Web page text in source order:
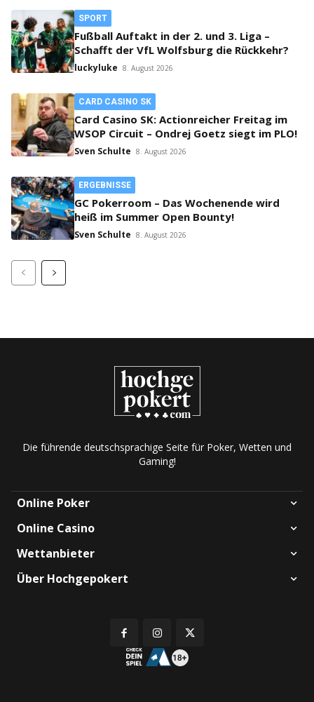
SPORT
Fußball Auftakt in der 2. und 3. Liga –
Schafft der VfL Wolfsburg die Rückkehr?
luckyluke 8. August 2026
CARD CASINO SK
Card Casino SK: Actionreicher Freitag im
WSOP Circuit – Ondrej Goetz siegt im PLO!
Sven Schulte 8. August 2026
ERGEBNISSE
GC Pokerroom – Das Wochenende wird
heiß im Summer Open Bounty!
Sven Schulte 8. August 2026
Die führende deutschsprachige Seite für Poker, Wetten und
Gaming!
Online Poker
Online Casino
Wettanbieter
Über Hochgepokert